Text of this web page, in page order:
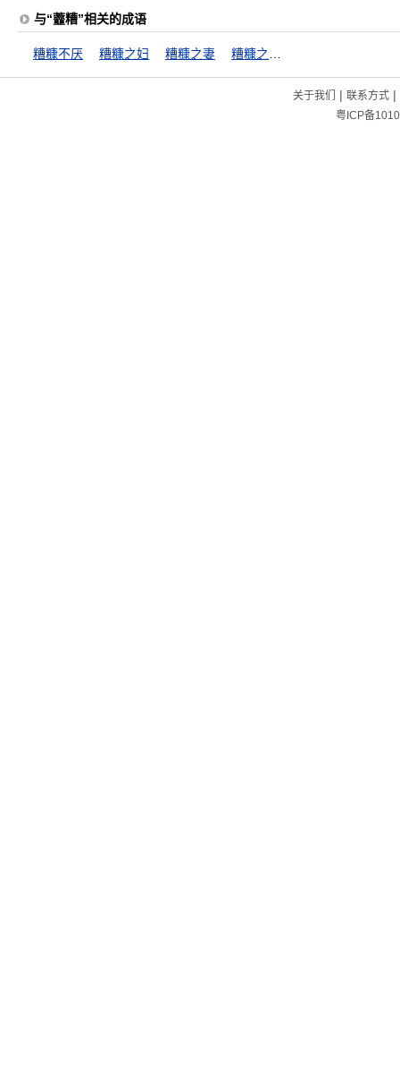
与“虀糟”相关的成语
糟糠不厌 糟糠之妇 糟糠之妻
关于我们 | 联系方式|
粤ICP备